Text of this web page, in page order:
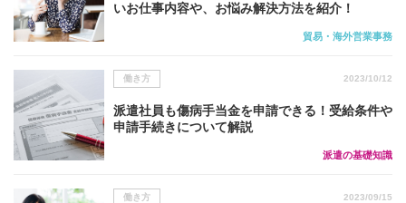
いお仕事内容や、お悩み解決方法を紹介！
貿易・海外営業事務
働き方 2023/10/12
派遣社員も傷病手当金を申請できる！受給条件や
申請手続きについて解説
派遣の基礎知識
働き方 2023/09/15